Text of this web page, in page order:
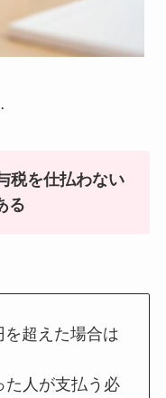
税を仕払わない
る
超えた場合は
た人が支払う必